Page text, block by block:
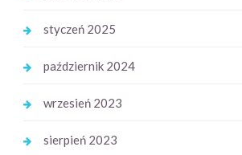
styczeń 2025
październik 2024
wrzesień 2023
sierpień 2023